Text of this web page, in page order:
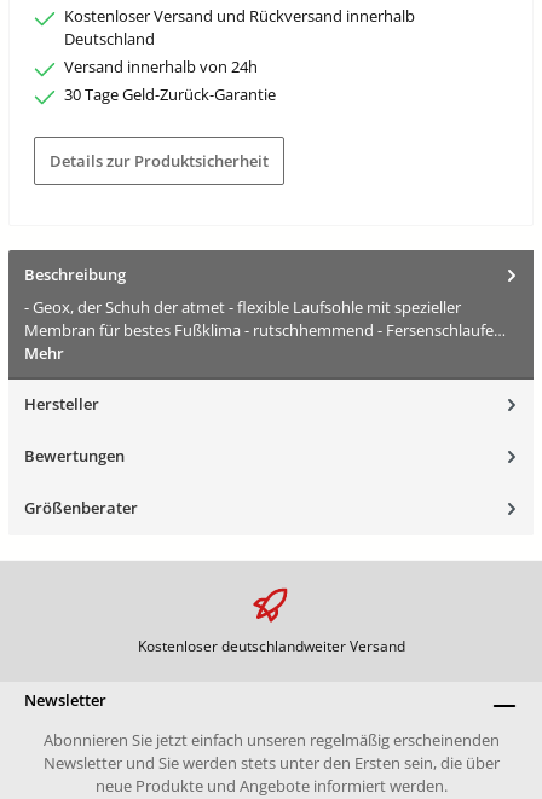
Kostenloser Versand und Rückversand innerhalb
Deutschland
Versand innerhalb von 24h
30 Tage Geld-Zurück-Garantie
Details zur Produktsicherheit
Beschreibung
- Geox, der Schuh der atmet - flexible Laufsohle mit spezieller
Membran für bestes Fußklima - rutschhemmend - Fersenschlaufe…
Mehr
Hersteller
Bewertungen
Größenberater
Kostenloser deutschlandweiter Versand
Newsletter
Abonnieren Sie jetzt einfach unseren regelmäßig erscheinenden
Newsletter und Sie werden stets unter den Ersten sein, die über
neue Produkte und Angebote informiert werden.